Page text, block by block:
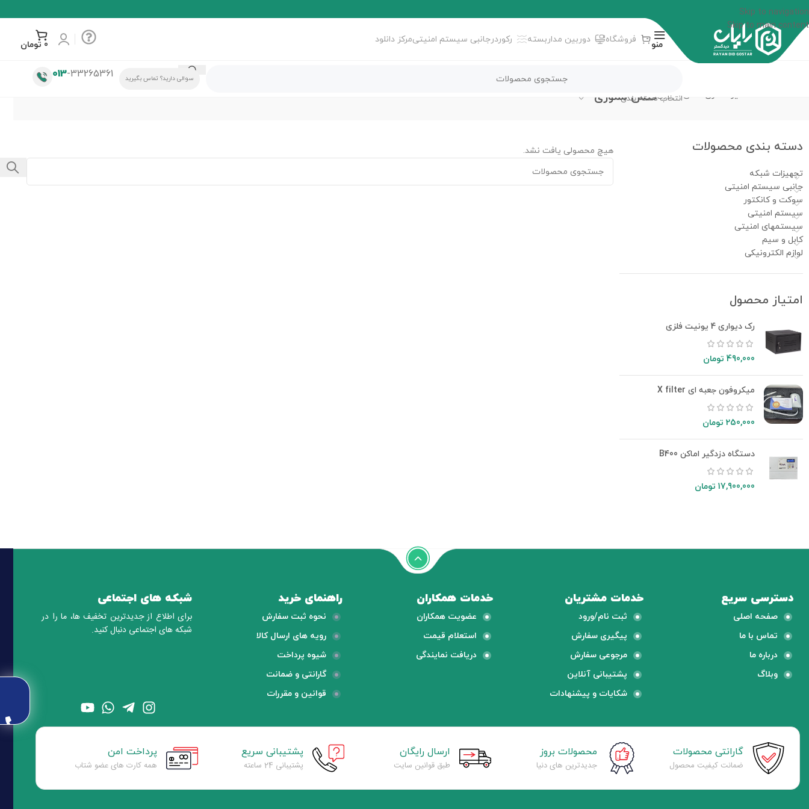
Skip to navigation
Skip to main content
منو
فروشگاه دوربین مداربسته رکوردرجانبی سیستم امنیتیمرکز دانلود 0 تومان
انتخاب دسته بندی
سوالی دارید؟ تماس بگیرید 013-33265361
حافظه ذخیره سازی فلش مموریفلش مموری
دسته‌ بندی محصولات
تجهیزات شبکه
جانبی سیستم امنیتی
سوکت و کانکتور
سیستم امنیتی
سیستمهای امنیتی
کابل و سیم
لوازم الکترونیکی
امتیاز محصول
رک دیواری 4 یونیت فلزی
490,000 تومان
میکروفون جعبه ای X filter
250,000 تومان
دستگاه دزدگیر اماکن B400
17,900,000 تومان
هیچ محصولی یافت نشد.
دسترسی سریع خدمات مشتریان خدمات همکاران راهنمای خرید شبکه های اجتماعی
صفحه اصلی
تماس با ما
درباره ما
وبلاگ
ثبت نام/ورود
پیگیری سفارش
مرجوعی سفارش
پشتیبانی آنلاین
شکایات و پیشنهادات
عضویت همکاران
استعلام قیمت
دریافت نمایندگی
نحوه ثبت سفارش
رویه های ارسال کالا
شیوه پرداخت
گارانتی و ضمانت
قوانین و مقررات
برای اطلاع از جدیدترین تخفیف ها، ما را در
شبکه های اجتماعی دنبال کنید.
گارانتی محصولات
ضمانت کیفیت محصول
محصولات بروز
جدیدترین های دنیا
ارسال رایگان
طبق قوانین سایت
پشتیبانی سریع
پشتیبانی 24 ساعته
پرداخت امن
همه کارت های عضو شتاب